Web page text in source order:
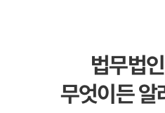
법무법
무엇이든 알